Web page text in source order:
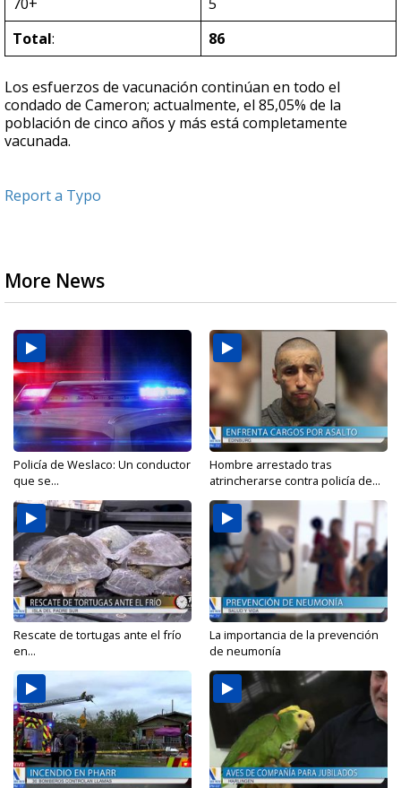
Total: 86
Los esfuerzos de vacunación continúan en todo el
condado de Cameron; actualmente, el 85,05% de la
población de cinco años y más está completamente
vacunada.
Report a Typo
More News
Policía de Weslaco: Un conductor
que se...
Hombre arrestado tras
atrincherarse contra policía de...
Rescate de tortugas ante el frío
en...
La importancia de la prevención
de neumonía